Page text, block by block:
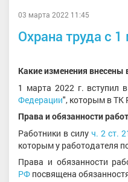
03 марта 2022 11:45
Охрана труда с 1
Какие изменения внесены
1 марта 2022 г.
Федерации", которым в ТК
Права и обязанности
Работники в силу ч. 2 ст.
которым у работодателя
Права и обязанности
РФ посвящена